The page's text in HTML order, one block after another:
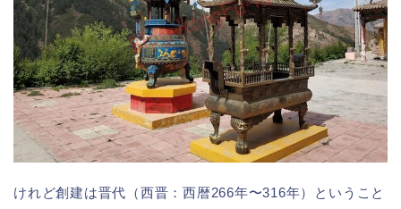
けれど創建は晋代（西晋：西暦266年〜316年）ということ